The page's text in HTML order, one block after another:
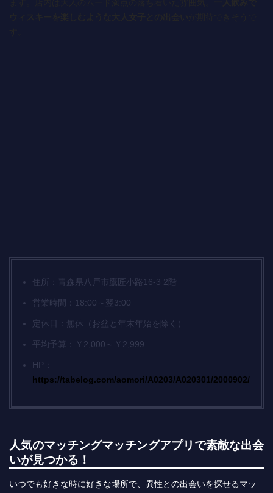
住所：青森県八戸市鷹匠小路16-3 2階
営業時間：18:00～翌3:00
定休日：無休（お盆と年末年始を除く）
平均予算：￥2,000～￥2,999
HP：
https://tabelog.com/aomori/A0203/A020301/2000902/
人気のマッチングマッチングアプリで素敵な出会
いが見つかる！
いつでも好きな時に好きな場所で、異性との出会いを探せるマッ